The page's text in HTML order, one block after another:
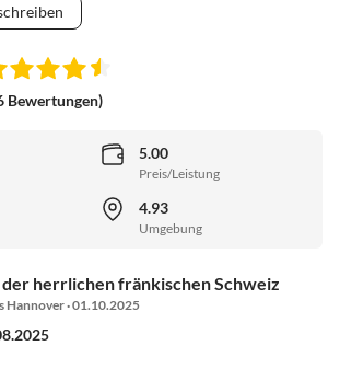
Bewertungen)
5.00
Preis/Leistung
4.93
Umgebung
herrlichen fränkischen Schweiz
Hannover · 01.10.2025